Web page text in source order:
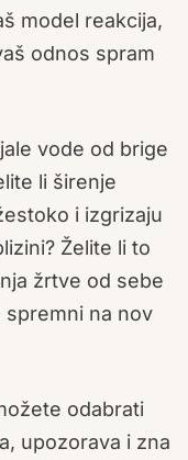
model reakcija,
odnos spram
vode od brige
li širenje
i izgrizaju
Želite li to
žrtve od sebe
na nov
odabrati
upozorava i zna